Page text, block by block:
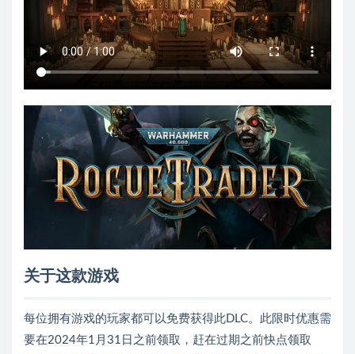
关于这款游戏
每位拥有游戏的玩家都可以免费获得此DLC。此限时优惠需
要在2024年1月31日之前领取，赶在过期之前快点领取